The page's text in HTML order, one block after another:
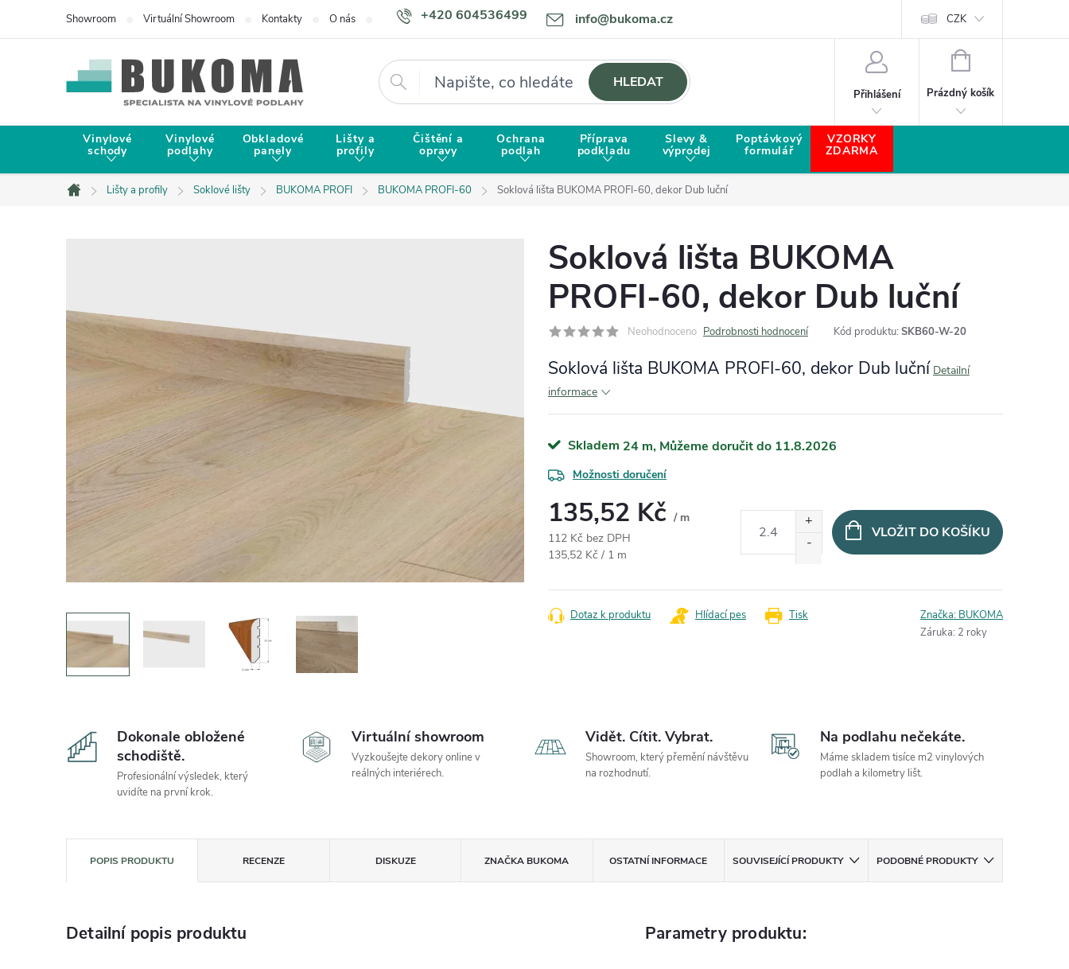
+420 604536499 info@bukoma.cz
Showroom Virtuální Showroom Kontakty O nás Doprava a platba Proč zvolit BUKOMU? CZK
Hledat HLEDAT
Přihlášení
NÁKUPNÍ KOŠÍK
Prázdný košík
Vinylové
schody
Vinylové
podlahy
Obkladové
panely
Lišty a
profily
Čištění a
opravy
Ochrana
podlah
Příprava
podkladu
Slevy &
výprodej
Poptávkový
formulář
VZORKY
ZDARMA
Domů
Lišty a profily Soklové lišty BUKOMA PROFI BUKOMA PROFI-60 Soklová lišta BUKOMA PROFI-60, dekor Dub luční
Soklová lišta BUKOMA
PROFI-60, dekor Dub luční
Neohodnoceno Podrobnosti hodnocení Kód produktu: SKB60-W-20
Soklová lišta BUKOMA PROFI-60, dekor Dub luční Detailní
informace
Skladem 24 m 11.8.2026
Možnosti doručení
135,52 Kč / m
112 Kč bez DPH
Měrná cena:
135,52 Kč / 1 m
VLOŽIT DO KOŠÍKU
Tisk
Dotaz k produktu Hlídací pes Značka: BUKOMA
Záruka: 2 roky
Dokonale obložené
schodiště.
Profesionální výsledek, který
uvidíte na první krok.
Virtuální showroom
Vyzkoušejte dekory online v
reálných interiérech.
Vidět. Cítit. Vybrat.
Showroom, který přemění návštěvu
na rozhodnutí.
Na podlahu nečekáte.
Máme skladem tisíce m2 vinylových
podlah a kilometry lišt.
POPIS PRODUKTU RECENZE DISKUZE ZNAČKA BUKOMA OSTATNÍ INFORMACE SOUVISEJÍCÍ PRODUKTY PODOBNÉ PRODUKTY
Detailní popis produktu Parametry produktu: